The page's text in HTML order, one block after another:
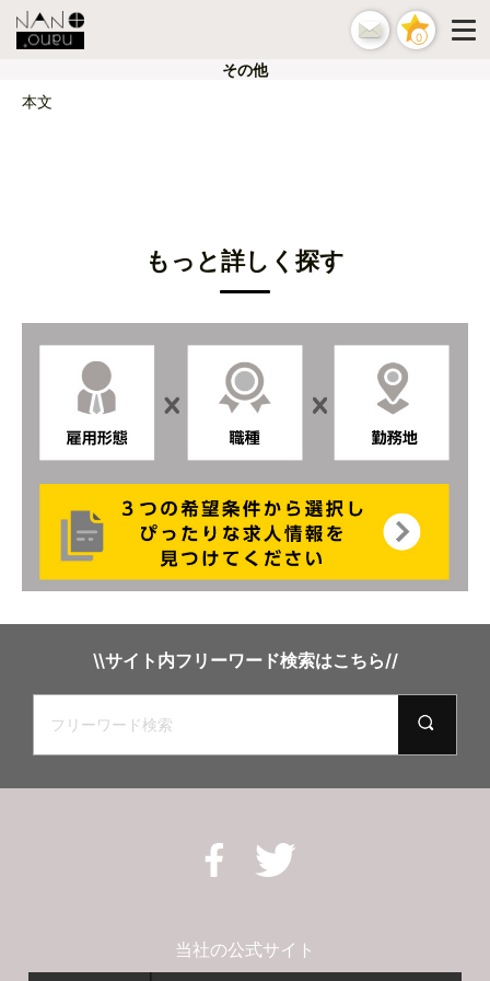
0
その他
本文
もっと詳しく探す
\\サイト内フリーワード検索はこちら//
当社の公式サイト